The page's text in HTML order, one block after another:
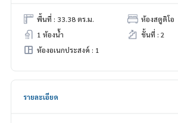
พื้นที่ : 33.38 ตร.ม.
ห้องสตูดิโอ
1 ห้องน้ำ
ชั้นที่ : 2
ห้องอเนกประสงค์ : 1
รายละเอียด